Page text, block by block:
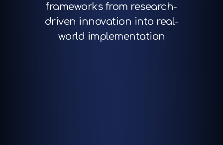
frameworks from research-
driven innovation into real-
world implementation